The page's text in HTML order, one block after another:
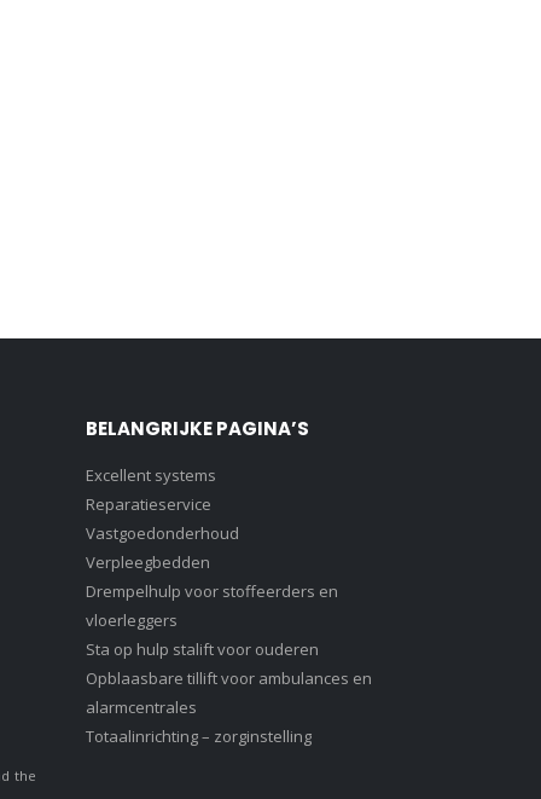
the
BELANGRIJKE PAGINA’S
Excellent systems
Reparatieservice
Vastgoedonderhoud
Verpleegbedden
Drempelhulp voor stoffeerders en
vloerleggers
Sta op hulp stalift voor ouderen
Opblaasbare tillift voor ambulances en
alarmcentrales
Totaalinrichting – zorginstelling